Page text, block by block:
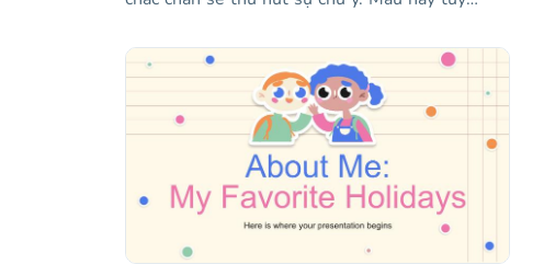
nhìn thấy nó. Với những bức ảnh tuyệt vời và
nền xám được trang trí bằng những nét màu
nâu gợi lên một con đường đất, nó quản lý để
nắm bắt sự phấn khích của những chiếc xe hiện
đại này. Và với các biểu tượng và một loạt các
cách để trình bày và giải thích các sự kiện và số
liệu, nó cũng bao gồm các dự báo trong tương
lai mà mọi kế hoạch kinh doanh phải thực hiện.